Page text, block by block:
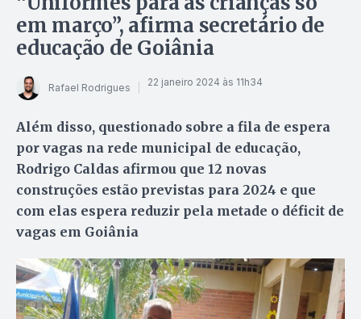
em março”, afirma secretário de
educação de Goiânia
Rafael Rodrigues 22 janeiro 2024 às 11h34
Além disso, questionado sobre a fila de espera
por vagas na rede municipal de educação,
Rodrigo Caldas afirmou que 12 novas
construções estão previstas para 2024 e que
com elas espera reduzir pela metade o déficit de
vagas em Goiânia